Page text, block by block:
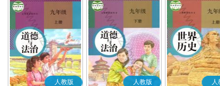
人教版 人教版 人